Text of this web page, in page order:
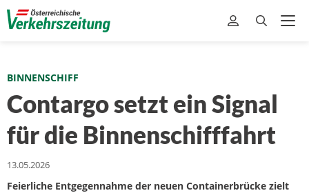
BINNENSCHIFF
Contargo setzt ein Signal
für die Binnenschifffahrt
13.05.2026
Feierliche Entgegennahme der neuen Containerbrücke zielt